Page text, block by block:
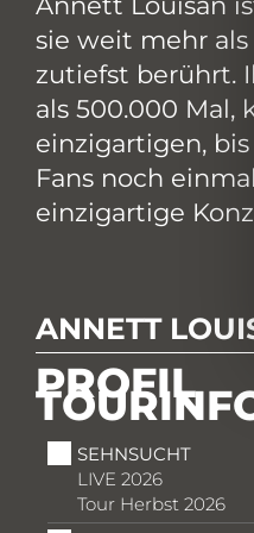
sie weit mehr
zutiefst berührt.
als 500.000
einzigartigen,
Fans noch
einzigartige
ANNETT
PROFIL
SEHNSUCHT
LIVE 2026
Tour Herbst 2026